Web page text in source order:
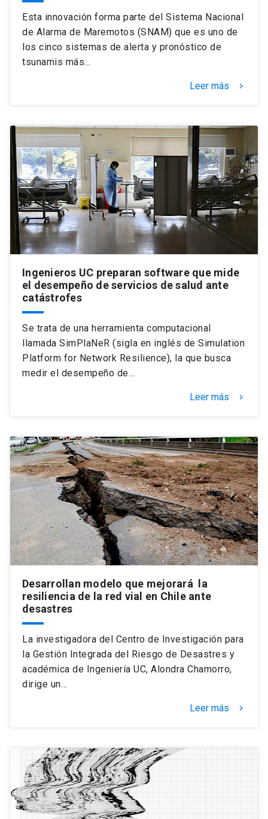
Esta innovación forma parte del Sistema Nacional
de Alarma de Maremotos (SNAM) que es uno de
los cinco sistemas de alerta y pronóstico de
tsunamis más…
Leer más keyboard_arrow_right
Ingenieros UC preparan software que mide
el desempeño de servicios de salud ante
catástrofes
Se trata de una herramienta computacional
llamada SimPlaNeR (sigla en inglés de Simulation
Platform for Network Resilience), la que busca
medir el desempeño de…
Leer más keyboard_arrow_right
Desarrollan modelo que mejorará la
resiliencia de la red vial en Chile ante
desastres
La investigadora del Centro de Investigación para
la Gestión Integrada del Riesgo de Desastres y
académica de Ingeniería UC, Alondra Chamorro,
dirige un…
Leer más keyboard_arrow_right